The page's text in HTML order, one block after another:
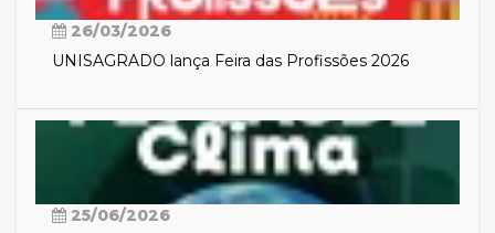
26/03/2026
UNISAGRADO lança Feira das Profissões 2026
25/06/2026